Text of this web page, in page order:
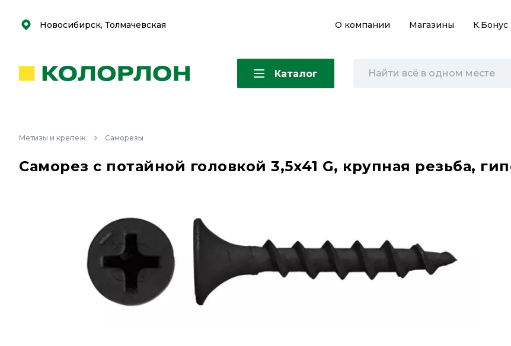
Скоро
Скоро
Новосибирск, Толмачевская О компании Магазины К.Бонус
Каталог
Метизы и крепеж Саморезы
Саморез с потайной головкой 3,5х41 G, крупная резьба,